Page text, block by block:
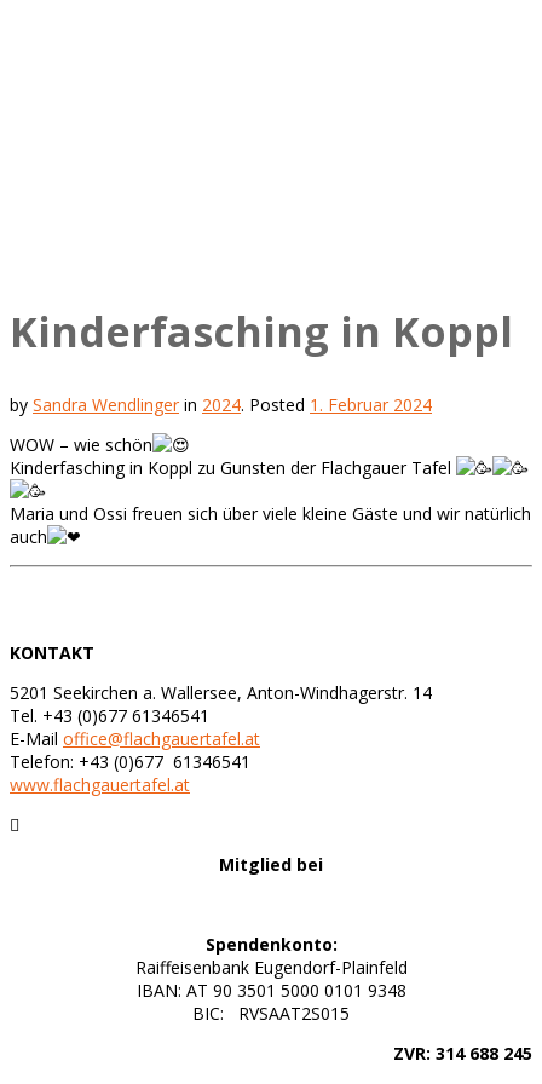
Kinderfasching in Koppl
by Sandra Wendlinger in 2024. Posted 1. Februar 2024
WOW – wie schön
Kinderfasching in Koppl zu Gunsten der Flachgauer Tafel
Maria und Ossi freuen sich über viele kleine Gäste und wir natürlich
auch
KONTAKT
5201 Seekirchen a. Wallersee, Anton-Windhagerstr. 14
Tel. +43 (0)677 61346541
E-Mail office@flachgauertafel.at
Telefon: +43 (0)677 61346541
www.flachgauertafel.at
Mitglied bei
Spendenkonto:
Raiffeisenbank Eugendorf-Plainfeld
IBAN: AT 90 3501 5000 0101 9348
BIC: RVSAAT2S015
ZVR: 314 688 245